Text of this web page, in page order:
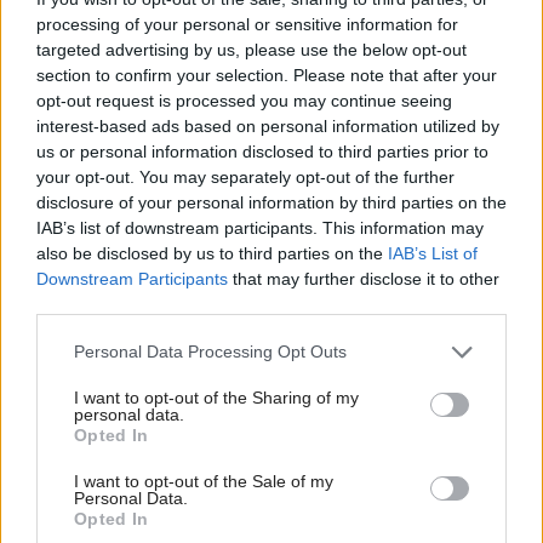
processing of your personal or sensitive information for
targeted advertising by us, please use the below opt-out
section to confirm your selection. Please note that after your
opt-out request is processed you may continue seeing
interest-based ads based on personal information utilized by
us or personal information disclosed to third parties prior to
your opt-out. You may separately opt-out of the further
disclosure of your personal information by third parties on the
IAB’s list of downstream participants. This information may
also be disclosed by us to third parties on the IAB’s List of
Downstream Participants that may further disclose it to other
Please note that this website/app uses one or more Google
not limited to your visit or usage behaviour. You may click to
grant or deny consent to Google and its third-party tags to
use your data for below specified purposes in below Google
consent section.
Personal Data Processing Opt Outs
I want to opt-out of the Sharing of my
personal data.
Opted In
I want to opt-out of the Sale of my
Personal Data.
Opted In
Najčítanejšie Za týždeň Za mesiac
Deti odrástli, rodičia majú bývanie presne podľa
seba. V novom dome je všetko pre ich život i
návštevy vnúčat
Miestni remeselníci vytvorili bývanie, ktoré vyzerá
K bytu ladili aj škáry v obklade. Majitelia zbúrali
stereotyp, bývanie vyzerá ako z filmov svojského
režiséra
Pridajte túto surovinu do prania, obliečky budú